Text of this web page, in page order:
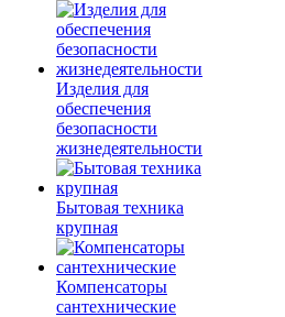
Изделия для
обеспечения
безопасности
жизнедеятельности
Бытовая техника
крупная
Компенсаторы
сантехнические